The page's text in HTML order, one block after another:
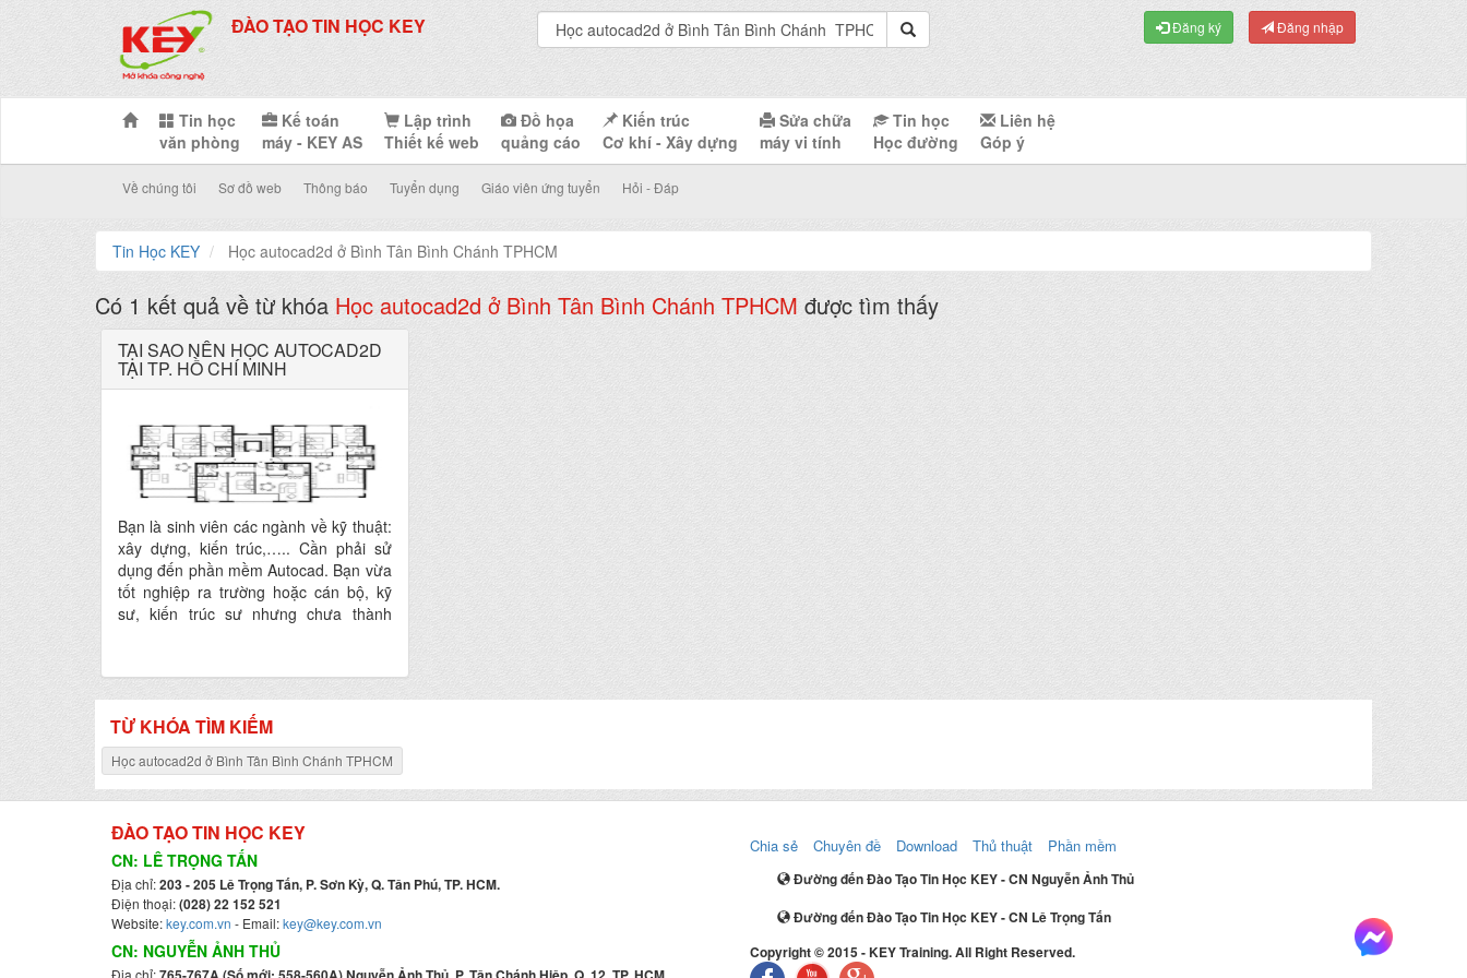
ĐÀO TẠO TIN HỌC KEY Đăng ký Đăng nhập
Tin học
văn phòng
Kế toán
máy - KEY AS
Lập trình
Thiết kế web
Đồ họa
quảng cáo
Kiến trúc
Cơ khí - Xây dựng
Sửa chữa
máy vi tính
Tin học
Học đường
Liên hệ
Góp ý
Về chúng tôi Sơ đồ web Thông báo Tuyển dụng Giáo viên ứng tuyển Hỏi - Đáp
Tin Học KEY Học autocad2d ở Bình Tân Bình Chánh TPHCM
Có 1 kết quả về từ khóa Học autocad2d ở Bình Tân Bình Chánh TPHCM được tìm thấy
TẠI SAO NÊN HỌC AUTOCAD2D
TẠI TP. HỒ CHÍ MINH
Bạn là sinh viên các ngành về kỹ thuật:
xây dựng, kiến trúc,….. Cần phải sử
dụng đến phần mềm Autocad. Bạn vừa
tốt nghiệp ra trường hoặc cán bộ, kỹ
sư, kiến trúc sư nhưng chưa thành
vậy bạn không nên bỏ qua khóa học
Autocad2d từ cơ bản đến nâng cao tại
Tin Học KEY.
TỪ KHÓA TÌM KIẾM
Học autocad2d ở Bình Tân Bình Chánh TPHCM
ĐÀO TẠO TIN HỌC KEY
CN: LÊ TRỌNG TẤN
Địa chỉ:203 - 205 Lê Trọng Tấn, P. Sơn Kỳ, Q. Tân Phú, TP. HCM.
Điện thoại:(028) 22 152 521
Website:key.com.vn - Email:key@key.com.vn
CN: NGUYỄN ẢNH THỦ
Địa chỉ:
Chia sẻ Chuyên đề Download Thủ thuật Phần mềm
Đường đến Đào Tạo Tin Học KEY - CN Nguyễn Ảnh Thủ
Đường đến Đào Tạo Tin Học KEY - CN Lê Trọng Tấn
Copyright © 2015 - KEY Training. All Right Reserved.